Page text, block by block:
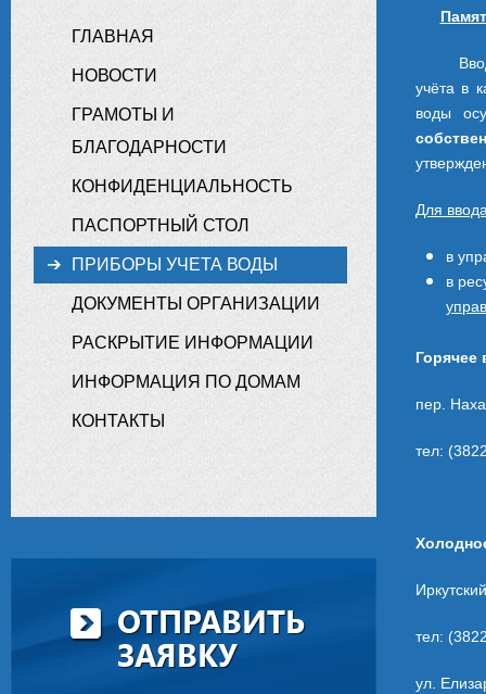
ГЛАВНАЯ
НОВОСТИ
ГРАМОТЫ И
БЛАГОДАРНОСТИ
КОНФИДЕНЦИАЛЬНОСТЬ
ПАСПОРТНЫЙ СТОЛ
ПРИБОРЫ УЧЕТА ВОДЫ
ДОКУМЕНТЫ ОРГАНИЗАЦИИ
РАСКРЫТИЕ ИНФОРМАЦИИ
ИНФОРМАЦИЯ ПО ДОМАМ
КОНТАКТЫ
ОТПРАВИТЬ
ЗАЯВКУ
Ввод в
учёта в
воды
Для
в
в
пер.
тел:
тел:
ул.